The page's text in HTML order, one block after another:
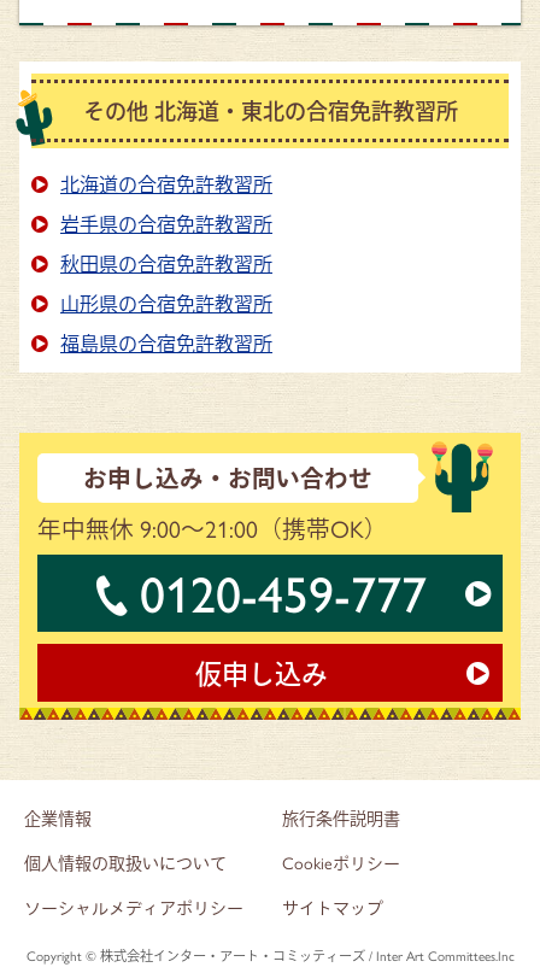
その他 北海道・東北の合宿免許教習所
北海道の合宿免許教習所
岩手県の合宿免許教習所
秋田県の合宿免許教習所
山形県の合宿免許教習所
福島県の合宿免許教習所
お申し込み・お問い合わせ
年中無休 9:00～21:00 （携帯OK）
0120-459-777
仮申し込み
企業情報
旅行条件説明書
個人情報の取扱いについて
Cookieポリシー
ソーシャルメディアポリシー
サイトマップ
Copyright © 株式会社インター・アート・コミッティーズ / Inter Art Committees.Inc